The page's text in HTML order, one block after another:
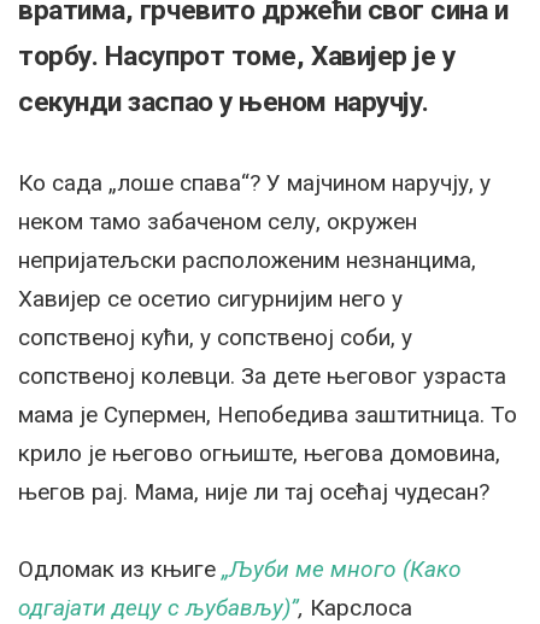
вратима, грчевито држећи свог сина и
торбу. Насупрот томе, Хавијер је у
секунди заспао у њеном наручју.
Ко сада „лоше спава“? У мајчином наручју, у
неком тамо забаченом селу, окружен
непријатељски расположеним незнанцима,
Хавијер се осетио сигурнијим него у
сопственој кући, у сопственој соби, у
сопственој колевци. За дете његовог узраста
мама је Супермен, Непобедива заштитница. То
крило је његово огњиште, његова домовина,
његов рај. Мама, није ли тај осећај чудесан?
Одломак из књиге „Љуби ме много (Како
одгајати децу с љубављу)”, Карслоса